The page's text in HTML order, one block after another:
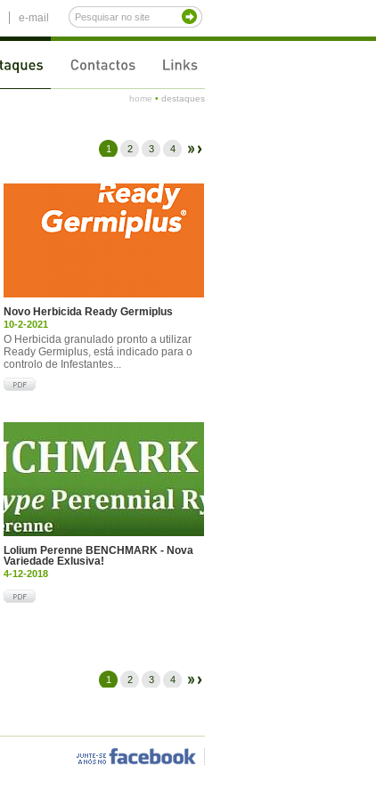
e-mail
home • destaques
1 2 3 4
Novo Herbicida Ready Germiplus
10-2-2021
O Herbicida granulado pronto a utilizar
Ready Germiplus, está indicado para o
controlo de Infestantes...
Lolium Perenne BENCHMARK - Nova
Variedade Exlusiva!
4-12-2018
1 2 3 4